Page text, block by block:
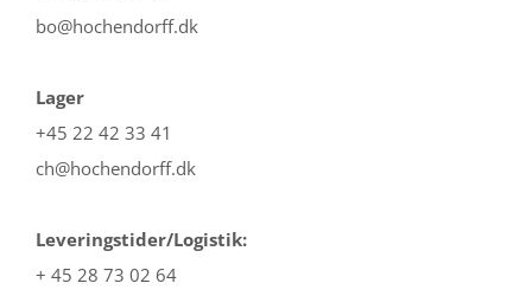
bo@hochendorff.dk
Lager
+45 22 42 33 41
ch@hochendorff.dk
Leveringstider/Logistik:
+ 45 28 73 02 64